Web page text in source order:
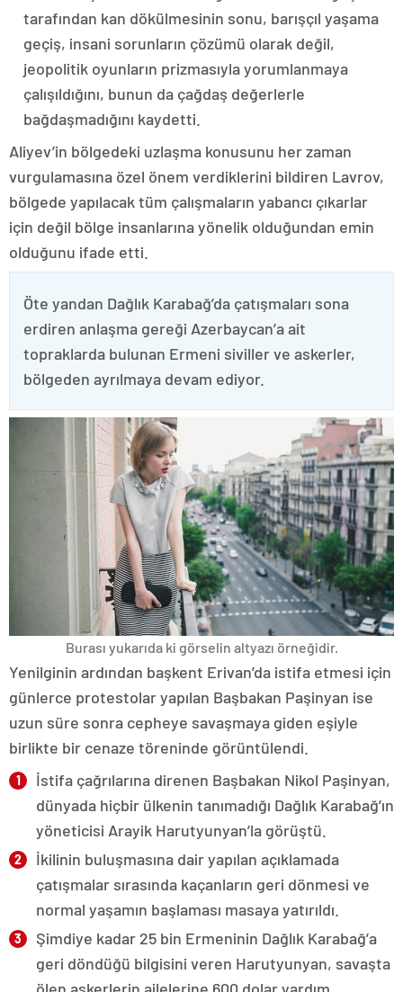
tarafından kan dökülmesinin sonu, barışçıl yaşama
geçiş, insani sorunların çözümü olarak değil,
jeopolitik oyunların prizmasıyla yorumlanmaya
çalışıldığını, bunun da çağdaş değerlerle
bağdaşmadığını kaydetti.
Aliyev’in bölgedeki uzlaşma konusunu her zaman
vurgulamasına özel önem verdiklerini bildiren Lavrov,
bölgede yapılacak tüm çalışmaların yabancı çıkarlar
için değil bölge insanlarına yönelik olduğundan emin
olduğunu ifade etti.
Öte yandan Dağlık Karabağ’da çatışmaları sona
erdiren anlaşma gereği Azerbaycan’a ait
topraklarda bulunan Ermeni siviller ve askerler,
bölgeden ayrılmaya devam ediyor.
Burası yukarıda ki görselin altyazı örneğidir.
Yenilginin ardından başkent Erivan’da istifa etmesi için
günlerce protestolar yapılan Başbakan Paşinyan ise
uzun süre sonra cepheye savaşmaya giden eşiyle
birlikte bir cenaze töreninde görüntülendi.
İstifa çağrılarına direnen Başbakan Nikol Paşinyan,
dünyada hiçbir ülkenin tanımadığı Dağlık Karabağ’ın
yöneticisi Arayik Harutyunyan’la görüştü.
İkilinin buluşmasına dair yapılan açıklamada
çatışmalar sırasında kaçanların geri dönmesi ve
normal yaşamın başlaması masaya yatırıldı.
Şimdiye kadar 25 bin Ermeninin Dağlık Karabağ’a
geri döndüğü bilgisini veren Harutyunyan, savaşta